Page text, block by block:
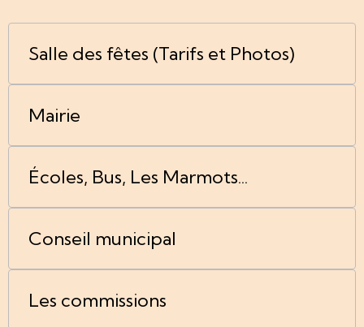
Salle des fêtes (Tarifs et Photos)
Mairie
Écoles, Bus, Les Marmots...
Conseil municipal
Les commissions